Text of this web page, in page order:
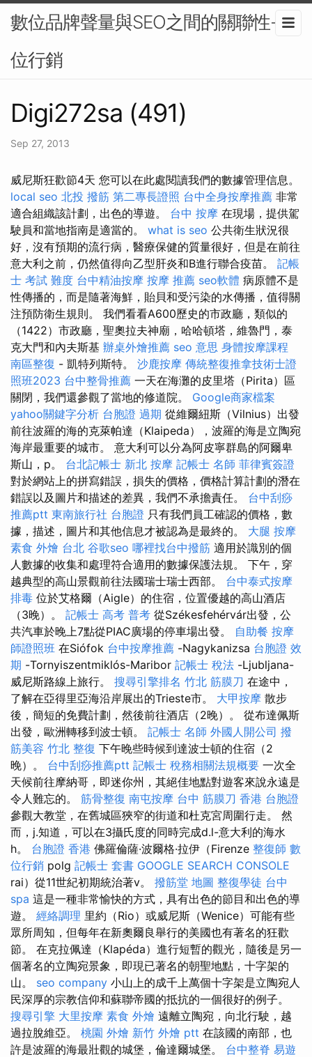
數位品牌聲量與SEO之間的關聯性-數
位行銷
Digi272sa (491)
Sep 27, 2013
威尼斯狂歡節4天 您可以在此處閱讀我們的數據管理信息。
local seo 北投 撥筋 第二專長證照 台中全身按摩推薦 非常
適合組織該計劃，出色的導遊。 台中 按摩 在現場，提供駕
駛員和當地指南是適當的。 what is seo 公共衛生狀況很
好，沒有預期的流行病，醫療保健的質量很好，但是在前往
意大利之前，仍然值得向乙型肝炎和B進行聯合疫苗。 記帳
士 考試 難度 台中精油按摩 按摩 推薦 seo軟體 病原體不是
性傳播的，而是隨著海鮮，貽貝和受污染的水傳播，值得關
注預防衛生規則。 我們看看A600歷史的市政廳，類似的
（1422）市政廳，聖奧拉夫神廟，哈哈頓塔，維魯門，泰
克大門和內夫斯基 辦桌外燴推薦 seo 意思 身體按摩課程
南區整復 - 凱特列斯特。 沙鹿按摩 傳統整復推拿技術士證
照班2023 台中整骨推薦 一天在海灘的皮里塔（Pirita）區
關閉，我們還參觀了當地的修道院。 Google商家檔案
yahoo關鍵字分析 台胞證 過期 從維爾紐斯（Vilnius）出發
前往波羅的海的克萊帕達（Klaipeda），波羅的海是立陶宛
海岸最重要的城市。 意大利可以分為阿皮寧群島的阿爾卑
斯山，p。 台北記帳士 新北 按摩 記帳士 名師 菲律賓簽證
對於網站上的拼寫錯誤，損失的價格，價格計算計劃的潛在
錯誤以及圖片和描述的差異，我們不承擔責任。 台中刮痧
推薦ptt 東南旅行社 台胞證 只有我們員工確認的價格，數
據，描述，圖片和其他信息才被認為是最終的。 大腿 按摩
素食 外燴 台北 谷歌seo 哪裡找台中撥筋 適用於識別的個
人數據的收集和處理符合適用的數據保護法規。 下午，穿
越典型的高山景觀前往法國瑞士瑞士西部。 台中泰式按摩
排毒 位於艾格爾（Aigle）的住宿，位置優越的高山酒店
（3晚）。 記帳士 高考 普考 從Székesfehérvár出發，公
共汽車於晚上7點從PIAC廣場的停車場出發。 自助餐 按摩
師證照班 在Siófok 台中按摩推薦 -Nagykanizsa 台胞證 效
期 -Tornyiszentmiklós-Maribor 記帳士 稅法 -Ljubljana-
威尼斯路線上旅行。 搜尋引擎排名 竹北 筋膜刀 在途中，
了解在亞得里亞海沿岸展出的Trieste市。 大甲按摩 散步
後，簡短的免費計劃，然後前往酒店（2晚）。 從布達佩斯
出發，歐洲轉移到波士頓。 記帳士 名師 外國人開公司 撥
筋美容 竹北 整復 下午晚些時候到達波士頓的住宿（2
晚）。 台中刮痧推薦ptt 記帳士 稅務相關法規概要 一次全
天候前往摩納哥，即迷你州，其絕佳地點對遊客來說永遠是
令人難忘的。 筋骨整復 南屯按摩 台中 筋膜刀 香港 台胞證
參觀大教堂，在舊城區狹窄的街道和杜克宮周圍行走。 然
而，j.知道，可以在3攝氏度的同時完成d.l-意大利的海水
h。 台胞證 香港 佛羅倫薩·波爾格·拉伊（Firenze 整復師 數
位行銷 polg 記帳士 套書 GOOGLE SEARCH CONSOLE
rai）從11世紀初期統治著v。 撥筋堂 地圖 整復學徒 台中
spa 這是一種非常愉快的方式，具有出色的節目和出色的導
遊。 經絡調理 里約（Rio）或威尼斯（Wenice）可能有些
眾所周知，但每年在新奧爾良舉行的美國也有著名的狂歡
節。 在克拉佩達（Klapéda）進行短暫的觀光，隨後是另一
個著名的立陶宛景象，即現已著名的朝聖地點，十字架的
山。 seo company 小山上的成千上萬個十字架是立陶宛人
民深厚的宗教信仰和蘇聯帝國的抵抗的一個很好的例子。
搜尋引擎 大里按摩 素食 外燴 遠離立陶宛，向北行駛，越
過拉脫維亞。 桃園 外燴 新竹 外燴 ptt 在該國的南部，也
許是波羅的海最壯觀的城堡，倫達爾城堡。 台中整脊 易遊